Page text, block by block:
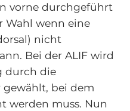
vorne durchgeführt
Wahl wenn eine
nicht
Bei der ALIF wird
durch die
bei dem
werden muss. Nun